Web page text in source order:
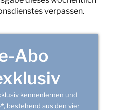
verpassen.
Abo
kennenlernen und
, bestehend aus den vier